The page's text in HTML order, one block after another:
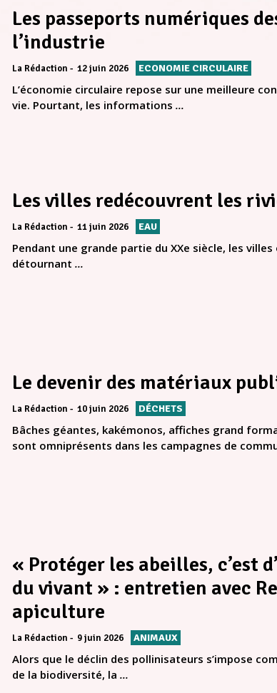
Les passeports numériques
l’industrie
La Rédaction 12 juin 2026 ECONOMIE CIRCULAIRE
L’économie circulaire repose sur une meilleure
vie. Pourtant, les informations ...
Les villes redécouvrent les
La Rédaction 11 juin 2026 EAU
Pendant une grande partie du XXe siècle, les
détournant ...
Le devenir des matériaux
La Rédaction 10 juin 2026 DÉCHETS
Bâches géantes, kakémonos, affiches grand
sont omniprésents dans les campagnes de
« Protéger les abeilles, c’est
du vivant » : entretien avec
apiculture
La Rédaction 9 juin 2026 ANIMAUX
Alors que le déclin des pollinisateurs s’impose
de la biodiversité, la ...